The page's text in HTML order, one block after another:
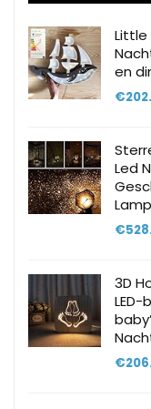
Little
en
€
Led
Lamp
€
3D
€